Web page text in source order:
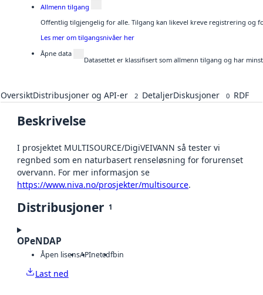
Allmenn tilgang
Offentlig tilgjengelig for alle. Tilgang kan likevel kreve registrering og
Les mer om tilgangsnivåer her
Åpne data
Datasettet er klassifisert som allmenn tilgang og har
OversiktDistribusjoner og API-er 2 DetaljerDiskusjoner 0 RDF
Beskrivelse
I prosjektet MULTISOURCE/DigiVEIVANN så tester vi
regnbed som en naturbasert renseløsning for forurenset
overvann. For mer informasjon se
https://www.niva.no/prosjekter/multisource.
Distribusjoner 1
OPeNDAP
Åpen lisensAPInetcdfbin
Last ned